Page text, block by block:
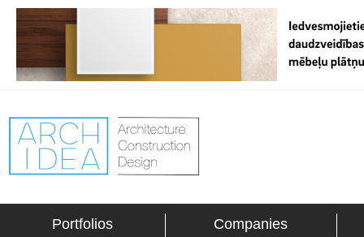
Portfolios Companies